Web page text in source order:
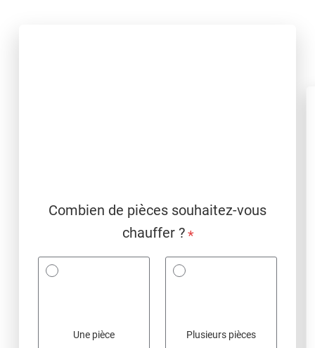
Combien de pièces souhaitez-vous
chauffer ?*
Une pièce Plusieurs pièces